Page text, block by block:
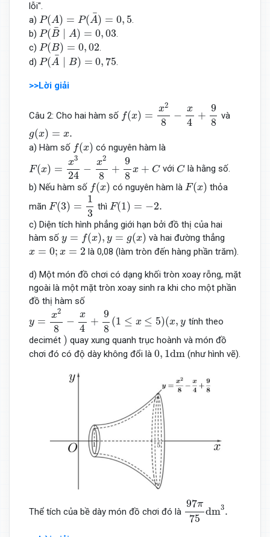
lỗi".
a) P(A) = P( ¯
A) = 0, 5
P(A )= A¯) =0
.
b) P( ¯
B A) = 0,03
P(B¯∣ )= 0, 03
.
c) P(B) = 0,02
P(B)= 02
.
d) P( ¯
A ∣ B) = 0, 75
P(A¯∣ B)= 0 75
.
>>Lời giải
Câu 2: Cho hai hàm số f(x) =
x2
8
−
x
4
+
9
8
−x
và
g(x) = x.
( )
a) Hàm số f(x)
f(x có nguyên hàm là
F(x) =
x3
24
−
x2
8
+
9
8
x + C
F( 24−x 2 +9 8 +C
với C
Clà hằng số.
b) Nếu hàm số f(x)
f(x) có nguyên hàm là F(x)
F(x
thỏa
mãn F(3) =
1
3
F (3)=13
thì F(1) = −2.
F(1)=
c) Diện tích hình phẳng giới hạn bởi đồ thị của hai
hàm số y = f(x), y = g(x)
x),y = x) và hai đường thẳng
x = 0; x = 2
x x= 2 là 0,08 (làm tròn đến hàng phần trăm).
d) Một món đồ chơi có dạng khối tròn xoay rỗng, mặt
ngoài là một mặt tròn xoay sinh ra khi cho một phần
đồ thị hàm số
y =
x2
8
−
x
4
+
9
8
(1 ≤ x ≤ 5)(x, y
y= x28−x4 +9 ≤x
tính theo
decimét )
) quay xung quanh trục hoành và món đồ
chơi đó có độ dày không đổi là 0, 1dm
0 1 dm(như hình vẽ).
Thể tích của bề dày món đồ chơi đó là
97π
75
dm3.
97π75